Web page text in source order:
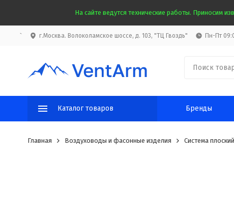
На сайте ведутся технические работы. Приносим
` г.Москва. Волоколамское шоссе, д. 103, "ТЦ Гвоздь" Пн-Пт
Каталог товаров Бренды
Главная Воздуховоды и фасонные изделия Система